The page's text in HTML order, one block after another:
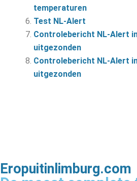
temperaturen
Test NL-Alert
Controlebericht NL-Alert
uitgezonden
Controlebericht NL-Alert
uitgezonden
Eropuitinlimburg.com